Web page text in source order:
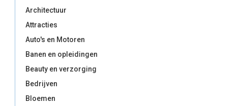
Architectuur
Attracties
Auto's en Motoren
Banen en opleidingen
Beauty en verzorging
Bedrijven
Bloemen